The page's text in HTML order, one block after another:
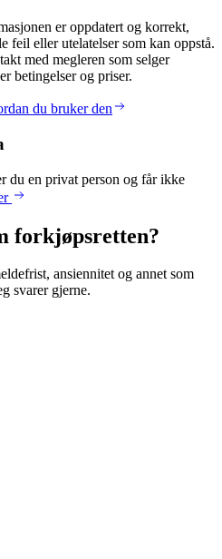
er oppdatert og korrekt,
feil eller utelatelser som kan oppstå.
med megleren som selger
betingelser og priser.
du bruker den
du en privat person og får ikke
forkjøpsretten?
ansiennitet og annet som
svarer gjerne.